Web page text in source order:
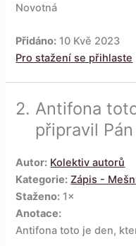
Novotná
Přidáno: 10 Kvě 2023
Pro stažení se přihlaste
2.Antifona
připravil Pán
Autor: Kolektiv autorů
Kategorie: Zápis -
Staženo: 1×
Anotace:
Antifona toto je den,